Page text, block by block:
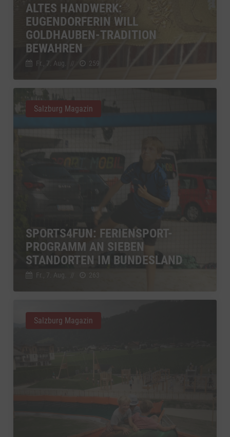
ALTES HANDWERK:
EUGENDORFERIN WILL
GOLDHAUBEN-TRADITION
BEWAHREN
Fr., 7. Aug. // 259
SPORTS4FUN: FERIENSPORT-
PROGRAMM AN SIEBEN
STANDORTEN IM BUNDESLAND
Fr., 7. Aug. 263
Salzburg Magazin
Salzburg Magazin